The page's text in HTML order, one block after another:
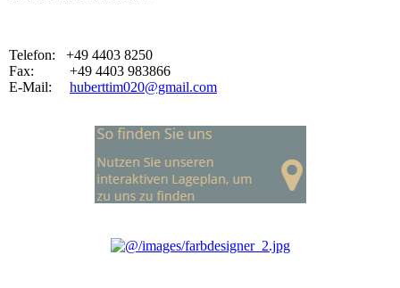
Telefon: +49 4403 8250
Fax: +49 4403 983866
E-Mail: huberttim020@gmail.com